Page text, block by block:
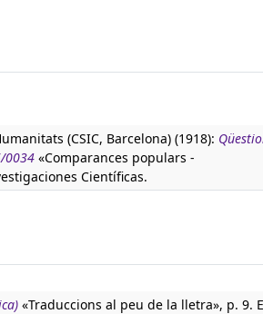
(CSIC, Barcelona) (1918):
0034 «Comparances populars -
Científicas.
«Traduccions al peu de la lletra», p. 9.